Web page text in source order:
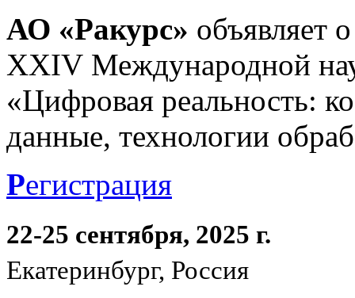
АО «Ракурс» объявляет
XXIV Международной
«Цифровая реальность:
данные, технологии
Регистрация
22-25 сентября, 2025 г.
Екатеринбург, Россия